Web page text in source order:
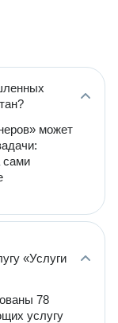
может
сами
«Услуги
78
услугу